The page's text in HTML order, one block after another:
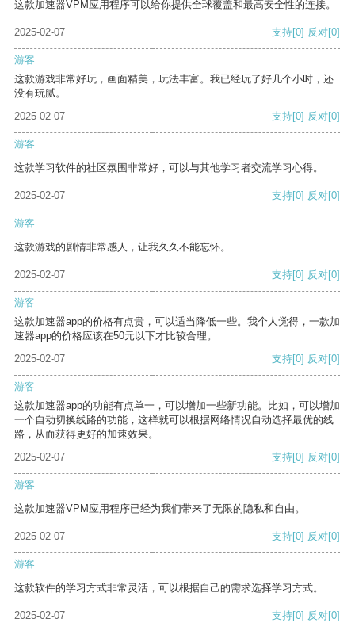
这款加速器VPM应用程序可以给你提供全球覆盖和最高安全性的连接。
2025-02-07 支持[0] 反对[0]
游客
这款游戏非常好玩，画面精美，玩法丰富。我已经玩了好几个小时，还
没有玩腻。
2025-02-07
支持[0] 反对[0]
游客
这款学习软件的社区氛围非常好，可以与其他学习者交流学习心得。
2025-02-07 支持[0] 反对[0]
游客
这款游戏的剧情非常感人，让我久久不能忘怀。
2025-02-07 支持[0] 反对[0]
游客
这款加速器app的价格有点贵，可以适当降低一些。我个人觉得，一款加
速器app的价格应该在50元以下才比较合理。
2025-02-07
支持[0] 反对[0]
游客
这款加速器app的功能有点单一，可以增加一些新功能。比如，可以增加
一个自动切换线路的功能，这样就可以根据网络情况自动选择最优的线
路，从而获得更好的加速效果。
2025-02-07
支持[0] 反对[0]
游客
这款加速器VPM应用程序已经为我们带来了无限的隐私和自由。
2025-02-07 支持[0] 反对[0]
游客
这款软件的学习方式非常灵活，可以根据自己的需求选择学习方式。
2025-02-07 支持[0] 反对[0]